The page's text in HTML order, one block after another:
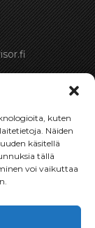
kuten
Näiden
käsitellä
tällä
voi vaikuttaa
siihen
tilauspäivästä.